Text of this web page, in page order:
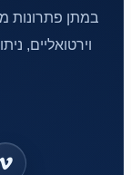
במתן פתרונות
וירטואליים,